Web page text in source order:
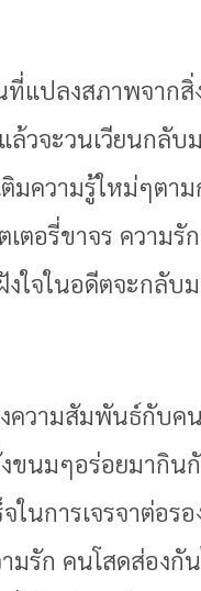
แปลงสภาพจาก
ล้วจะวนเวียนกลั
มความรู้ใหม่ๆตา
ตอรี่ขาจร ความ
ใจในอดีตจะกลับ
ความสัมพันธ์กับ
ขนมๆอร่อยมากิ
นการเจรจาต่อร
รัก คนโสดส่องกั